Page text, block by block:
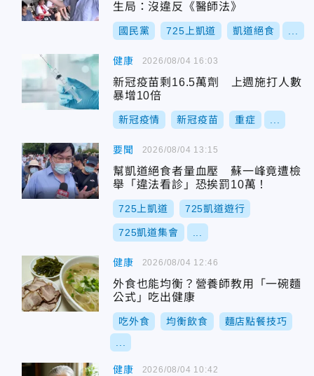
生局：沒違反《醫師法》
國民黨 725上凱道 凱道絕食
健康
新冠疫苗剩16.5萬劑 上週施打人數
暴增10倍
新冠疫情 新冠疫苗 重症
2026/08/04 16:03
要聞
幫凱道絕食者量血壓 蘇一峰竟遭檢
舉「違法看診」恐挨罰10萬！
725上凱道 725凱道遊行
725凱道集會
2026/08/04 13:15
健康
外食也能均衡？營養師教用「一碗麵
公式」吃出健康
吃外食 均衡飲食 麵店點餐技巧
2026/08/04 12:46
健康 2026/08/04 10:42